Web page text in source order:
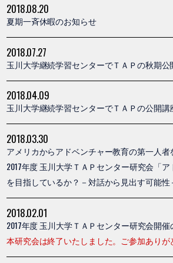
2018.08.20
夏期一斉休暇のお知らせ
2018.07.27
玉川大学継続学習センターでＴＡＰの秋期公
2018.04.09
玉川大学継続学習センターでＴＡＰの公開講
2018.03.30
アメリカからアドベンチャー教育の第一人
2017年度 玉川大学ＴＡＰセンター研究会「
を目指しているか？－対話から見出す可能性
2018.02.01
2017年度 玉川大学ＴＡＰセンター研究会開
本研究会は終了いたしました。ご参加ありが